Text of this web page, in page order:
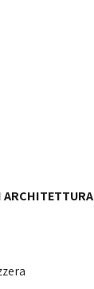
ARCHITETTURA